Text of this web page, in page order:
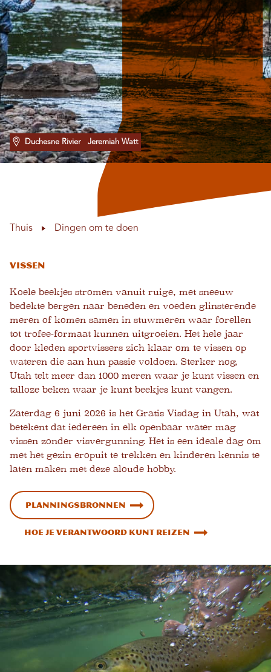
Duchesne Rivier Jeremiah Watt
Thuis Dingen om te doen
Vissen
Koele beekjes stromen vanuit ruige, met sneeuw
bedekte bergen naar beneden en voeden glinsterende
meren of komen samen in stuwmeren waar forellen
tot trofee-formaat kunnen uitgroeien. Het hele jaar
door kleden sportvissers zich klaar om te vissen op
wateren die aan hun passie voldoen. Sterker nog,
Utah telt meer dan 1000 meren waar je kunt vissen en
talloze beken waar je kunt beekjes kunt vangen.
Zaterdag 6 juni 2026 is het Gratis Visdag in Utah, wat
betekent dat iedereen in elk openbaar water mag
vissen zonder visvergunning. Het is een ideale dag om
met het gezin eropuit te trekken en kinderen kennis te
laten maken met deze aloude hobby.
Planningsbronnen
Hoe je verantwoord kunt reizen